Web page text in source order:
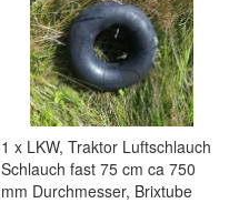
1 x LKW, Traktor Luftschlauch
Schlauch fast 75 cm ca 750
mm Durchmesser, Brixtube